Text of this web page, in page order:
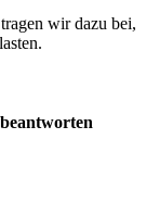
wir dazu bei,